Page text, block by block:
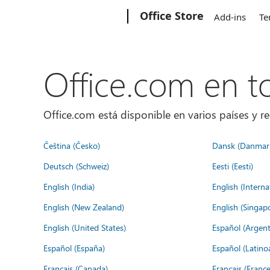
Office Store Add-ins
Office.com en
Office.com está disponible en varios países y
Čeština (Česko)
Dansk
Deutsch (Schweiz)
Eesti (Eesti)
English (India)
English
English (New Zealand)
English
English (United States)
Español
Español (España)
Español